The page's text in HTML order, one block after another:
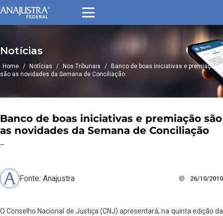
Notícias
Home / Notícias / Nos Tribunais /
Banco de boas iniciativas e premiação
são as novidades da Semana de Conciliação
Banco de boas iniciativas e premiação são
as novidades da Semana de Conciliação
–
Fonte: Anajustra 26/10/2010
O Conselho Nacional de Justiça (CNJ) apresentará, na quinta edição da